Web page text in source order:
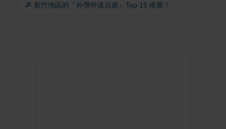
🔎 新竹地區的『外帶外送店家』Top 15 推薦！